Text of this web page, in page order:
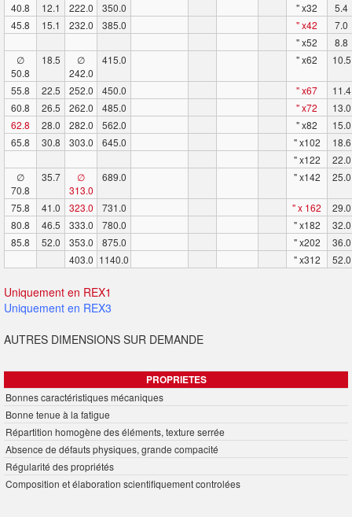
40.8
12.1 222.0 350.0 " x32
5.4
45.8
15.1 232.0 385.0 " x42
7.0
" x52
8.8
∅
50.8
18.5
∅
242.0
415.0 " x62 10.5
55.8 22.5 252.0 450.0 " x67
11.4
60.8
26.5 262.0 485.0 " x72
13.0
62.8
28.0 282.0 562.0 " x82
15.0
65.8
30.8 303.0 645.0 " x102
18.6
" x122
22.0
∅
70.8
35.7
∅
313.0
689.0 " x142 25.0
75.8 41.0 323.0 731.0 " x 162
29.0
80.8
46.5 333.0 780.0 " x182
32.0
85.8
52.0 353.0 875.0 " x202
36.0
403.0 1140.0 " x312 52.0
Uniquement en REX1
Uniquement en REX3
AUTRES DIMENSIONS SUR DEMANDE
PROPRIETES
Bonnes caractéristiques mécaniques
Bonne tenue à la fatigue
Répartition homogène des éléments, texture serrée
Absence de défauts physiques, grande compacité
Régularité des propriétés
Composition et élaboration scientifiquement controlées